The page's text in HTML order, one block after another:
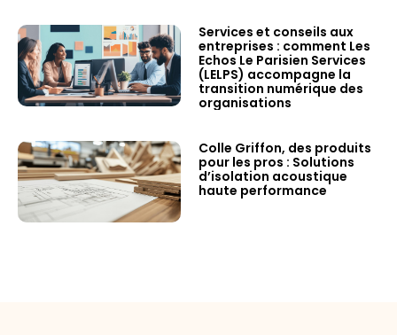
Services et conseils aux
entreprises : comment Les
Echos Le Parisien Services
(LELPS) accompagne la
transition numérique des
organisations
Colle Griffon, des produits
pour les pros : Solutions
d’isolation acoustique
haute performance